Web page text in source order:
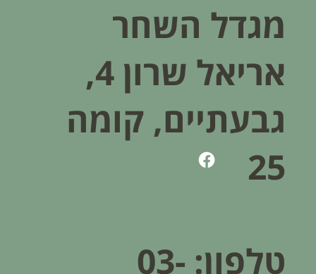
מגדל השחר
אריאל שרון 4,
גבעתיים, קומה
25
טלפון: 03-